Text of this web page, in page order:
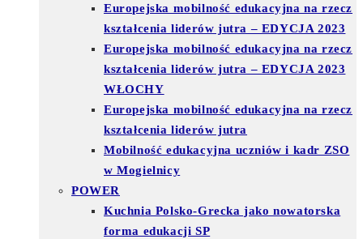
Europejska mobilność edukacyjna na rzecz
kształcenia liderów jutra – EDYCJA 2023
Europejska mobilność edukacyjna na rzecz
kształcenia liderów jutra – EDYCJA 2023
WŁOCHY
Europejska mobilność edukacyjna na rzecz
kształcenia liderów jutra
Mobilność edukacyjna uczniów i kadr ZSO
w Mogielnicy
POWER
Kuchnia Polsko-Grecka jako nowatorska
forma edukacji SP